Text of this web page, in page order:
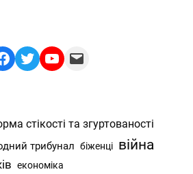
TwitterYouTube
Mail
стікості та згуртованості
трибунал біженці війна
економіка